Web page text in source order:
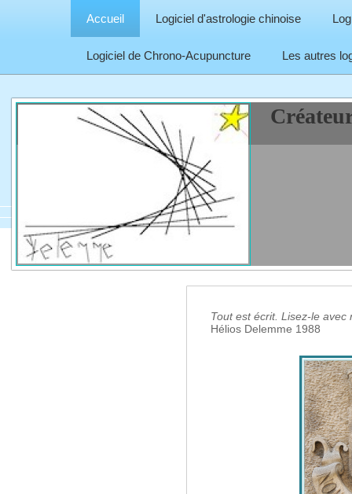
Accueil Logiciel d'astrologie chinoise
Logiciel de Chrono-Acupuncture Les autres
Tout est écrit. Lisez-le avec
Hélios Delemme 1988